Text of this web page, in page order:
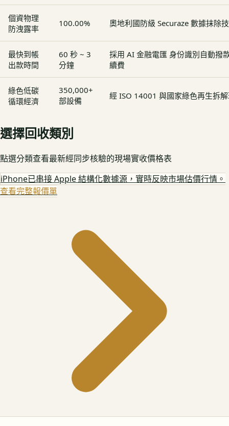
個資物理
防洩露率
100.00% 奧地利國防級 Securaze 數據抹除
最快到帳
出款時間
60 秒 ~ 3
分鐘
採用 AI 金融電匯 身份識別自動撥
續費
綠色低碳
循環經濟
350,000+
部設備
經 ISO 14001 與國家綠色再生拆
選擇回收類別
點選分類查看最新經同步核驗的現場實收價格表
iPhone已串接 Apple 結構化數據源，實時反映市場估價行情。
查看完整報價單